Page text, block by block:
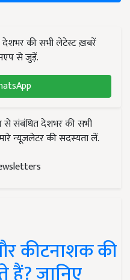
देशभर की सभी लेटेस्ट ख़बरें
से जुड़ें.
से संबंधित देशभर की सभी
न्यूज़लेटर की सदस्यता लें.
कीटनाशक की